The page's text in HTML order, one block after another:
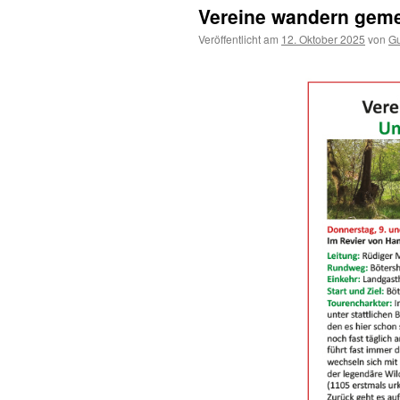
Vereine wandern
Veröffentlicht am 12. Oktober 2025 von